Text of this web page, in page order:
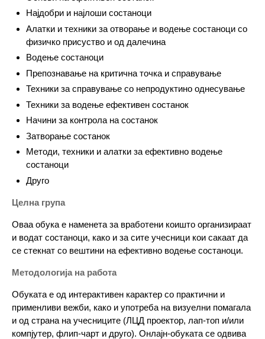
Најдобри и најлоши состаноци
Алатки и техники за отворање и водење состаноци со
физичко присуство и од далечина
Водење состаноци
Препознавање на критична точка и справување
Техники за справување со непродуктино однесување
Техники за водење ефективен состанок
Начини за контрола на состанок
Затворање состанок
Методи, техники и алатки за ефективно водење
состаноци
Друго
Целна група
Оваа обука е наменета за вработени коишто организираат
и водат состаноци, како и за сите учесници кои сакаат да
се стекнат со вештини на ефективно водење состаноци.
Методологија на работа
Обуката е од интерактивен карактер со практични и
применливи вежби, како и употреба на визуелни помагала
и од страна на учесниците (ЛЦД проектор, лап-топ и/или
компјутер, флип-чарт и друго). Онлајн-обуката се одвива